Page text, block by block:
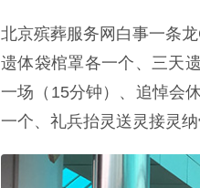
北京殡葬服务网白事一条
遗体袋棺罩各一个、三天
一场（15分钟）、追悼会
一个、礼兵抬灵送灵接灵